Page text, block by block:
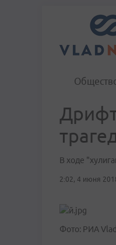
В ходе
2:02, 4 июня
Фото: РИА